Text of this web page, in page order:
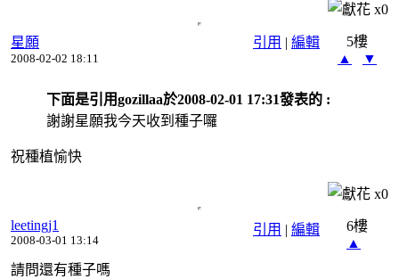
x0
引用 | 編輯
星願
2008-02-02 18:11
5樓
▲
▼
下面是引用gozillaa於2008-02-01 17:31發表的 :
謝謝星願我今天收到種子囉
祝種植愉快
x0
引用 | 編輯
leetingj1
2008-03-01 13:14
6樓
▲
請問還有種子嗎